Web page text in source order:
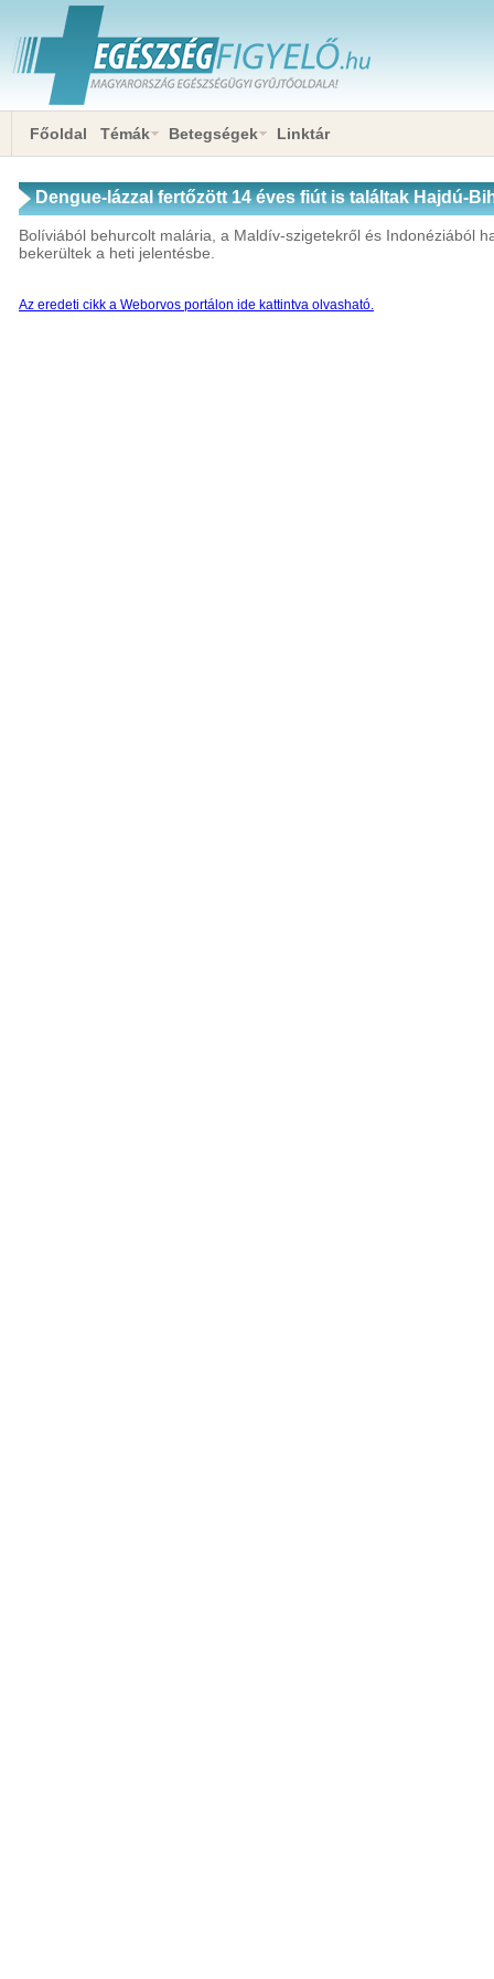
Főoldal Témák Betegségek Linktár
Dengue-lázzal fertőzött 14 éves fiút is találtak Hajdú-
Bolíviából behurcolt malária, a Maldív-szigetekről és Indonéziából
bekerültek a heti jelentésbe.
Az eredeti cikk a Weborvos portálon ide kattintva olvasható.